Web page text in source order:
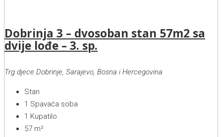
Dobrinja 3 – dvosoban stan 57m2 sa
dvije lođe – 3. sp.
Trg djece Dobrinje, Sarajevo, Bosna i Hercegovina
Stan
1 Spavaća soba
1 Kupatilo
57 m²